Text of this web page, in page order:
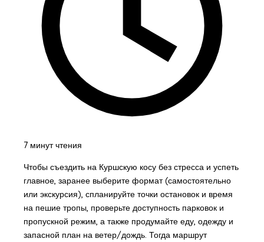
7 минут чтения
Чтобы съездить на Куршскую косу без стресса и успеть
главное, заранее выберите формат (самостоятельно
или экскурсия), спланируйте точки остановок и время
на пешие тропы, проверьте доступность парковок и
пропускной режим, а также продумайте еду, одежду и
запасной план на ветер/дождь. Тогда маршрут